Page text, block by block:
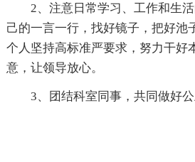
2、注意日常学习、工作和生
己的一言一行，找好镜子，把好池
个人坚持高标准严要求，努力干好
意，让领导放心。
3、团结科室同事，共同做好公